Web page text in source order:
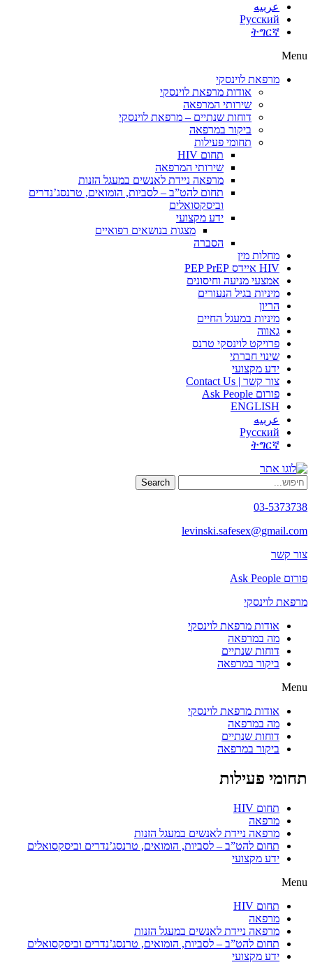
عربيه
Русский
ትግርኛ
Menu
מרפאת לוינסקי
אודות מרפאת לוינסקי
שירותי המרפאה
דוחות שנתיים – מרפאת לוינסקי
ביקור במרפאה
תחומי פעילות
תחום HIV
שירותי המרפאה
מרפאה ניידת לאנשים במעגל הזנות
תחום להט”ב – לסביות, הומואים, טרנסג’נדרים
וביסקסואלים
ידע מקצועי
מצגות בנושאים רפואיים
הסברה
מחלות מין
HIV איידס PEP PrEP
אמצעי מניעה וחיסונים
מיניות בגיל הנעורים
הריון
מיניות במעגל החיים
גאווה
פרויקט לוינסקי טרנס
שינוי חברתי
ידע מקצועי
צור קשר | Contact Us
פורום Ask People
ENGLISH
عربيه
Русский
ትግርኛ
Search
03-5373738
levinski.safesex@gmail.com
צור קשר
פורום Ask People
מרפאת לוינסקי
אודות מרפאת לוינסקי
מה במרפאה
דוחות שנתיים
ביקור במרפאה
Menu
אודות מרפאת לוינסקי
מה במרפאה
דוחות שנתיים
ביקור במרפאה
תחומי פעילות
תחום HIV
מרפאה
מרפאה ניידת לאנשים במעגל הזנות
תחום להט”ב – לסביות, הומואים, טרנסג’נדרים וביסקסואלים
ידע מקצועי
Menu
תחום HIV
מרפאה
מרפאה ניידת לאנשים במעגל הזנות
תחום להט”ב – לסביות, הומואים, טרנסג’נדרים וביסקסואלים
ידע מקצועי